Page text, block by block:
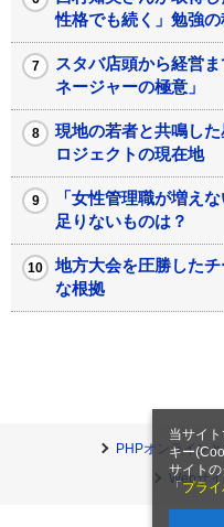
当サイ
キー
サイトの
「 プラ
性格でも続く」勉強の
スタバ店頭から経営
ネージャーの極意」
現地の若者と共鳴し
ロジェクトの現在地
「女性管理職が増え
足りないものは？
地方大会を圧勝した
な根拠
PHPオンライン
Webサ